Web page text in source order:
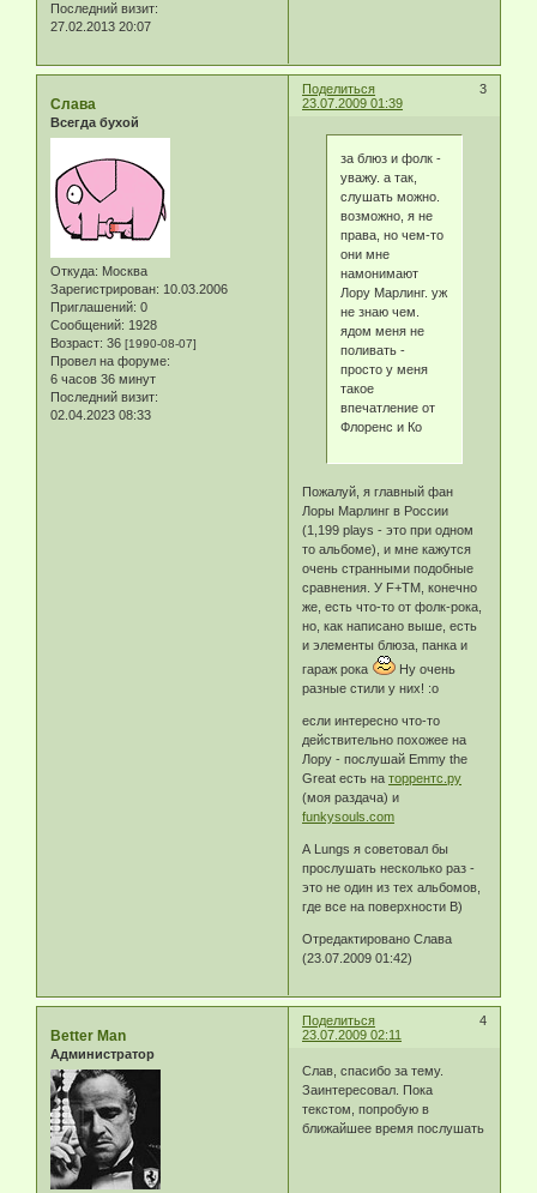
Последний визит:
27.02.2013 20:07
Поделиться
3
23.07.2009 01:39
Слава
Всегда бухой
Откуда: Москва
Зарегистрирован: 10.03.2006
Приглашений: 0
Сообщений: 1928
Возраст: 36 [1990-08-07]
Провел на форуме:
6 часов 36 минут
Последний визит:
02.04.2023 08:33
за блюз и фолк -
уважу. а так,
слушать можно.
возможно, я не
права, но чем-то
они мне
намонимают
Лору Марлинг. уж
не знаю чем.
ядом меня не
поливать -
просто у меня
такое
впечатление от
Флоренс и Ко
Пожалуй, я главный фан
Лоры Марлинг в России
(1,199 plays - это при одном
то альбоме), и мне кажутся
очень странными подобные
сравнения. У F+TM, конечно
же, есть что-то от фолк-рока,
но, как написано выше, есть
и элементы блюза, панка и
гараж рока
Ну очень
разные стили у них! :o
если интересно что-то
действительно похожее на
Лору - послушай Emmy the
Great есть наторрентс.ру
(моя раздача) и
funkysouls.com
А Lungs я советовал бы
прослушать несколько раз -
это не один из тех альбомов,
где все на поверхности B)
Отредактировано Слава
(23.07.2009 01:42)
Поделиться
4
23.07.2009 02:11
Better Man
Администратор
Слав, спасибо за тему.
Заинтересовал. Пока
текстом, попробую в
ближайшее время послушать